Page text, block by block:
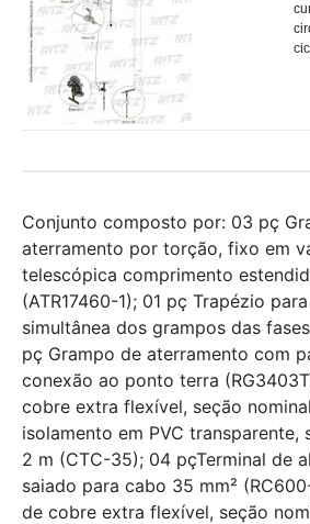
Conjunto composto por: 03 pç
aterramento por torção, fixo em
telescópica comprimento
(ATR17460-1); 01 pç Trapézio
simultânea dos grampos das fases
pç Grampo de aterramento com
conexão ao ponto terra
cobre extra flexível, seção
isolamento em PVC transparente,
2 m (CTC-35); 04 pçTerminal de
saiado para cabo 35 mm²
de cobre extra flexível, seção